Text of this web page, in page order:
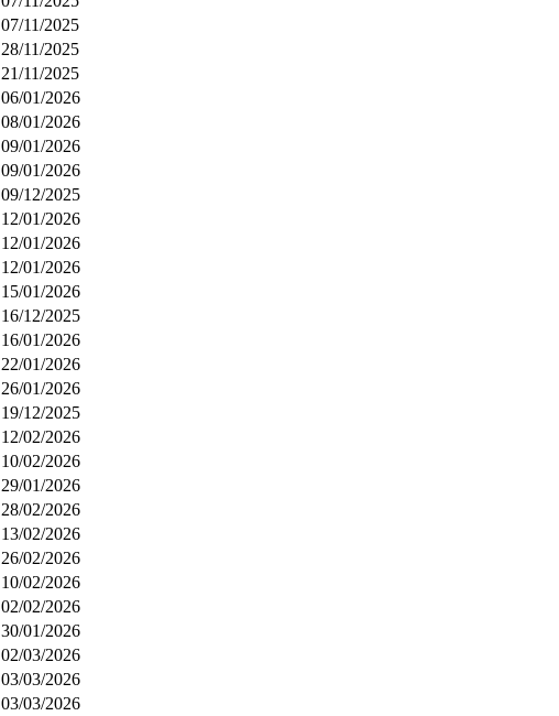
07/11/2025
28/11/2025
21/11/2025
06/01/2026
08/01/2026
09/01/2026
09/01/2026
09/12/2025
12/01/2026
12/01/2026
12/01/2026
15/01/2026
16/12/2025
16/01/2026
22/01/2026
26/01/2026
19/12/2025
12/02/2026
10/02/2026
29/01/2026
28/02/2026
13/02/2026
26/02/2026
10/02/2026
02/02/2026
30/01/2026
02/03/2026
03/03/2026
03/03/2026